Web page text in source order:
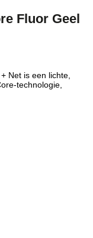
Fluor Geel
Net is een lichte,
technologie,